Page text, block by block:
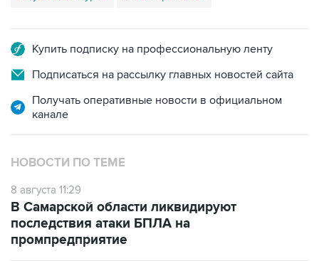
Подписаться на рассылку главных новостей сайта
Получать оперативные новости в официальном
НОВОСТИ ПО ТЕМЕ
8 августа 11:29
последствия атаки БПЛА на
промпредприятие
8 августа 06:42